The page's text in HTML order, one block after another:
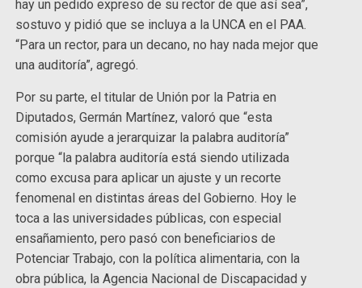
hay un pedido expreso de su rector de que así sea”,
sostuvo y pidió que se incluya a la UNCA en el PAA.
“Para un rector, para un decano, no hay nada mejor que
una auditoría”, agregó.
Por su parte, el titular de Unión por la Patria en
Diputados, Germán Martínez, valoró que “esta
comisión ayude a jerarquizar la palabra auditoría”
porque “la palabra auditoría está siendo utilizada
como excusa para aplicar un ajuste y un recorte
fenomenal en distintas áreas del Gobierno. Hoy le
toca a las universidades públicas, con especial
ensañamiento, pero pasó con beneficiarios de
Potenciar Trabajo, con la política alimentaria, con la
obra pública, la Agencia Nacional de Discapacidad y